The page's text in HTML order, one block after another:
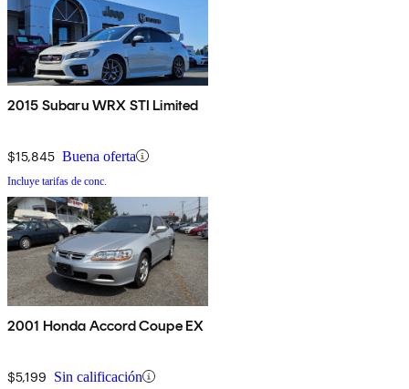
2015 Subaru WRX STI Limited
$15,845 Buena oferta
Incluye tarifas de conc.
2001 Honda Accord Coupe EX
$5,199 Sin calificación